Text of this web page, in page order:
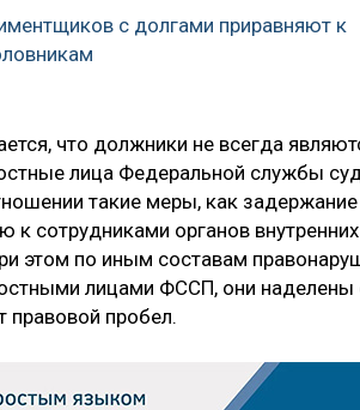
с долгами приравняют к
что должники не всегда
лица Федеральной службы
такие меры, как
сотрудниками органов
этом по иным составам
лицами ФССП, они
правовой пробел.